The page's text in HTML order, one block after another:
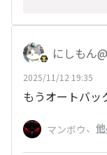
にしもん
2025/11/12 19:35
もうオートバッ
マンボウ、